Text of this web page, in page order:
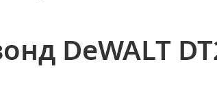
DeWALT